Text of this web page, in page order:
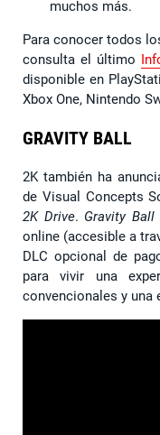
muchos más.
Para conocer todos
consulta el último
disponible en
Xbox One, Nintendo
GRAVITY BALL
2K también ha
de Visual Concepts
2K Drive. Gravity Ball
online (accesible a
DLC opcional de
para vivir una
convencionales y